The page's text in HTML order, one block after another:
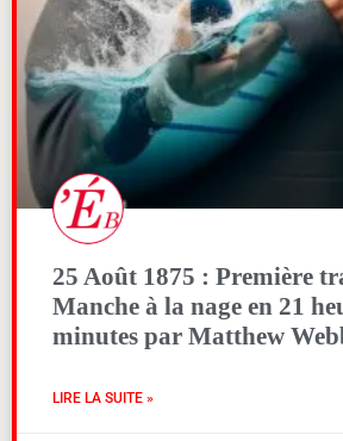
25 Août 1875 : Première
Manche à la nage en 21
minutes par Matthew
LIRE LA SUITE »